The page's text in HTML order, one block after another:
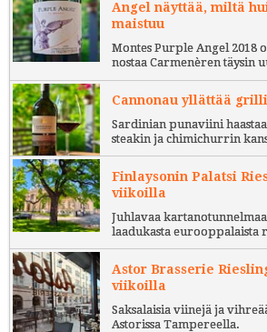
Angel näyttää, miltä
maistuu
Montes Purple Angel 2018
nostaa Carmenèren täysin
Cannonau yllättää
Sardinian punaviini
steakin ja chimichurrin
Finlaysonin Palatsi
viikoilla
Juhlavaa
laadukasta eurooppalaista
Astor Brasserie
viikoilla
Saksalaisia viinejä ja
Astorissa Tampereella.